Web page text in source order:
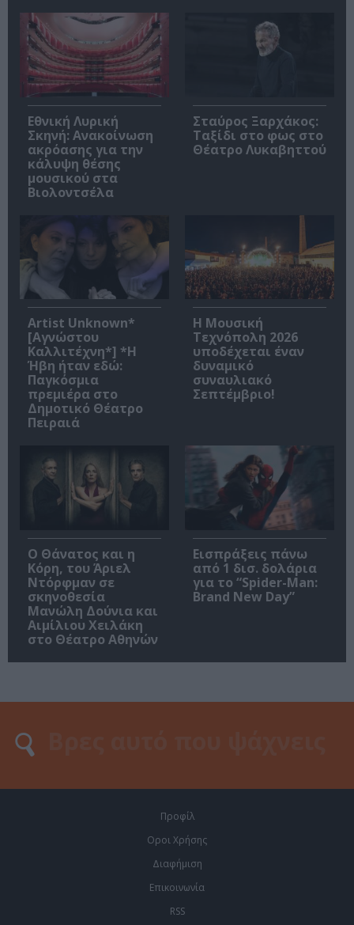
Εθνική Λυρική
Σκηνή: Ανακοίνωση
ακρόασης για την
κάλυψη θέσης
μουσικού στα
Βιολοντσέλα
Σταύρος Ξαρχάκος:
Ταξίδι στο φως στο
Θέατρο Λυκαβηττού
Artist Unknown*
[Αγνώστου
Καλλιτέχνη*] *Η
Ήβη ήταν εδώ:
Παγκόσμια
πρεμιέρα στο
Δημοτικό Θέατρο
Πειραιά
Η Μουσική
Τεχνόπολη 2026
υποδέχεται έναν
δυναμικό
συναυλιακό
Σεπτέμβριο!
Ο Θάνατος και η
Κόρη, του Άριελ
Ντόρφμαν σε
σκηνοθεσία
Μανώλη Δούνια και
Αιμίλιου Χειλάκη
στο Θέατρο Αθηνών
Εισπράξεις πάνω
από 1 δισ. δολάρια
για το “Spider-Man:
Brand New Day”
Προφίλ
Οροι Χρήσης
Διαφήμιση
Επικοινωνία
RSS